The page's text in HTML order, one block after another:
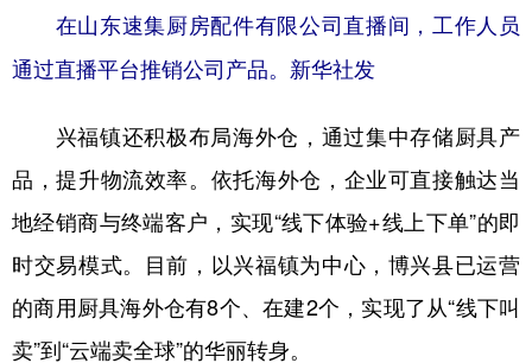
在山东速集厨房配件有限公司直播间，工作人员
通过直播平台推销公司产品。新华社发
兴福镇还积极布局海外仓，通过集中存储厨具产
品，提升物流效率。依托海外仓，企业可直接触达当
地经销商与终端客户，实现“线下体验+线上下单”的即
时交易模式。目前，以兴福镇为中心，博兴县已运营
的商用厨具海外仓有8个、在建2个，实现了从“线下叫
卖”到“云端卖全球”的华丽转身。